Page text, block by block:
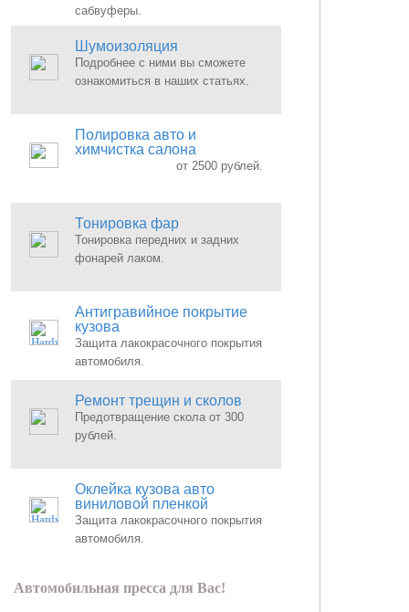
сабвуферы.
Шумоизоляция
Подробнее с ними вы сможете
ознакомиться в наших статьях.
Полировка авто и
химчистка салона
от 2500 рублей.
Тонировка фар
Тонировка передних и задних
фонарей лаком.
Антигравийное покрытие
кузова
Защита лакокрасочного покрытия
автомобиля.
Ремонт трещин и сколов
Предотвращение скола от 300
рублей.
Оклейка кузова авто
виниловой пленкой
Защита лакокрасочного покрытия
автомобиля.
Автомобильная пресса для Вас!